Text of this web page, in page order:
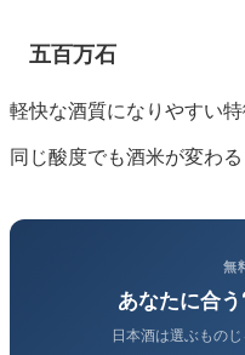
五百万石
軽快な酒質になりやすい特
同じ酸度でも酒米が変わる
無
あなたに合
日本酒は選ぶもの